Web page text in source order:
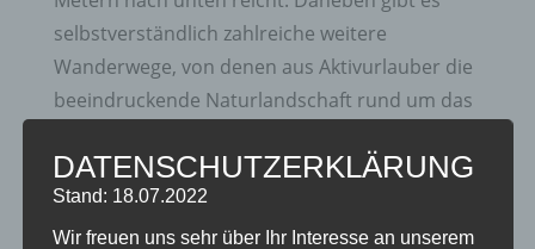
selbstverständlich zahlreiche weitere
Wanderwege, von denen aus Aktivurlauber die
beeindruckende Naturlandschaft rund um das
für geübtere Bergsteiger gehört der
Hindelanger Klettersteig, zu den Höhepunkten
für die gesamte Familie der kinderfreundliche
DATENSCHUTZERKLÄRUNG
Stand: 18.07.2022
Wir freuen uns sehr über Ihr Interesse an unserem